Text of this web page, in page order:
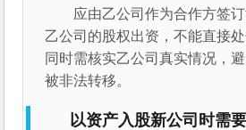
应由乙公司作为合作方签
乙公司的股权出资，不能直接处
同时需核实乙公司真实情况，
被非法转移。
以资产入股新公司时需